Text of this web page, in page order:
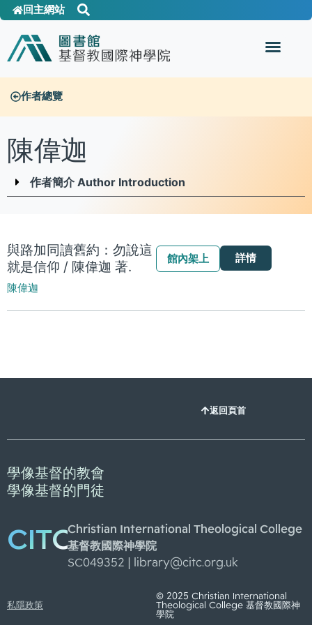
回主網站
作者總覽
陳偉迦
作者簡介 Author Introduction
與路加同讀舊約：勿說這
就是信仰 / 陳偉迦 著.
陳偉迦
館內架上 詳情
返回頁首
學像基督的教會
學像基督的門徒
CITCChristian International Theological College
基督教國際神學院
SC049352 |
library@citc.org.uk
私隱政策
© 2025 Christian International
Theological College 基督教國際神
學院